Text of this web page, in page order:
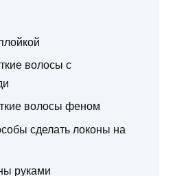
волосы с
волосы феном
сделать локоны на
руками